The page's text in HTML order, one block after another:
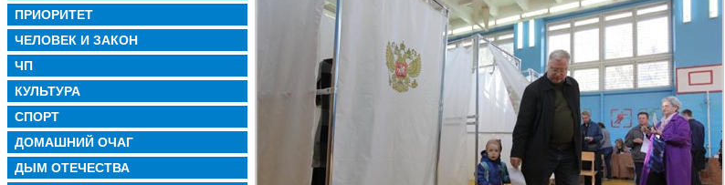
ПРИОРИТЕТ
ЧЕЛОВЕК И ЗАКОН
ЧП
КУЛЬТУРА
СПОРТ
ДОМАШНИЙ ОЧАГ
ДЫМ ОТЕЧЕСТВА